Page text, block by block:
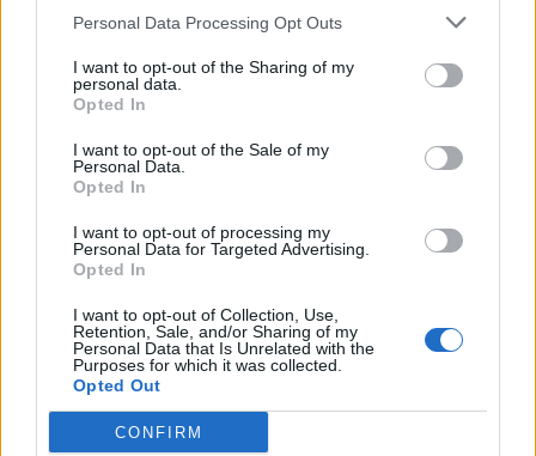
Personal Data Processing Opt Outs
I want to opt-out of the Sharing of my
personal data.
Opted In
I want to opt-out of the Sale of my
Personal Data.
Opted In
I want to opt-out of processing my
Personal Data for Targeted Advertising.
Opted In
I want to opt-out of Collection, Use,
Retention, Sale, and/or Sharing of my
Personal Data that Is Unrelated with the
Purposes for which it was collected.
Opted Out
CONFIRM
Δείτε Ακόμη